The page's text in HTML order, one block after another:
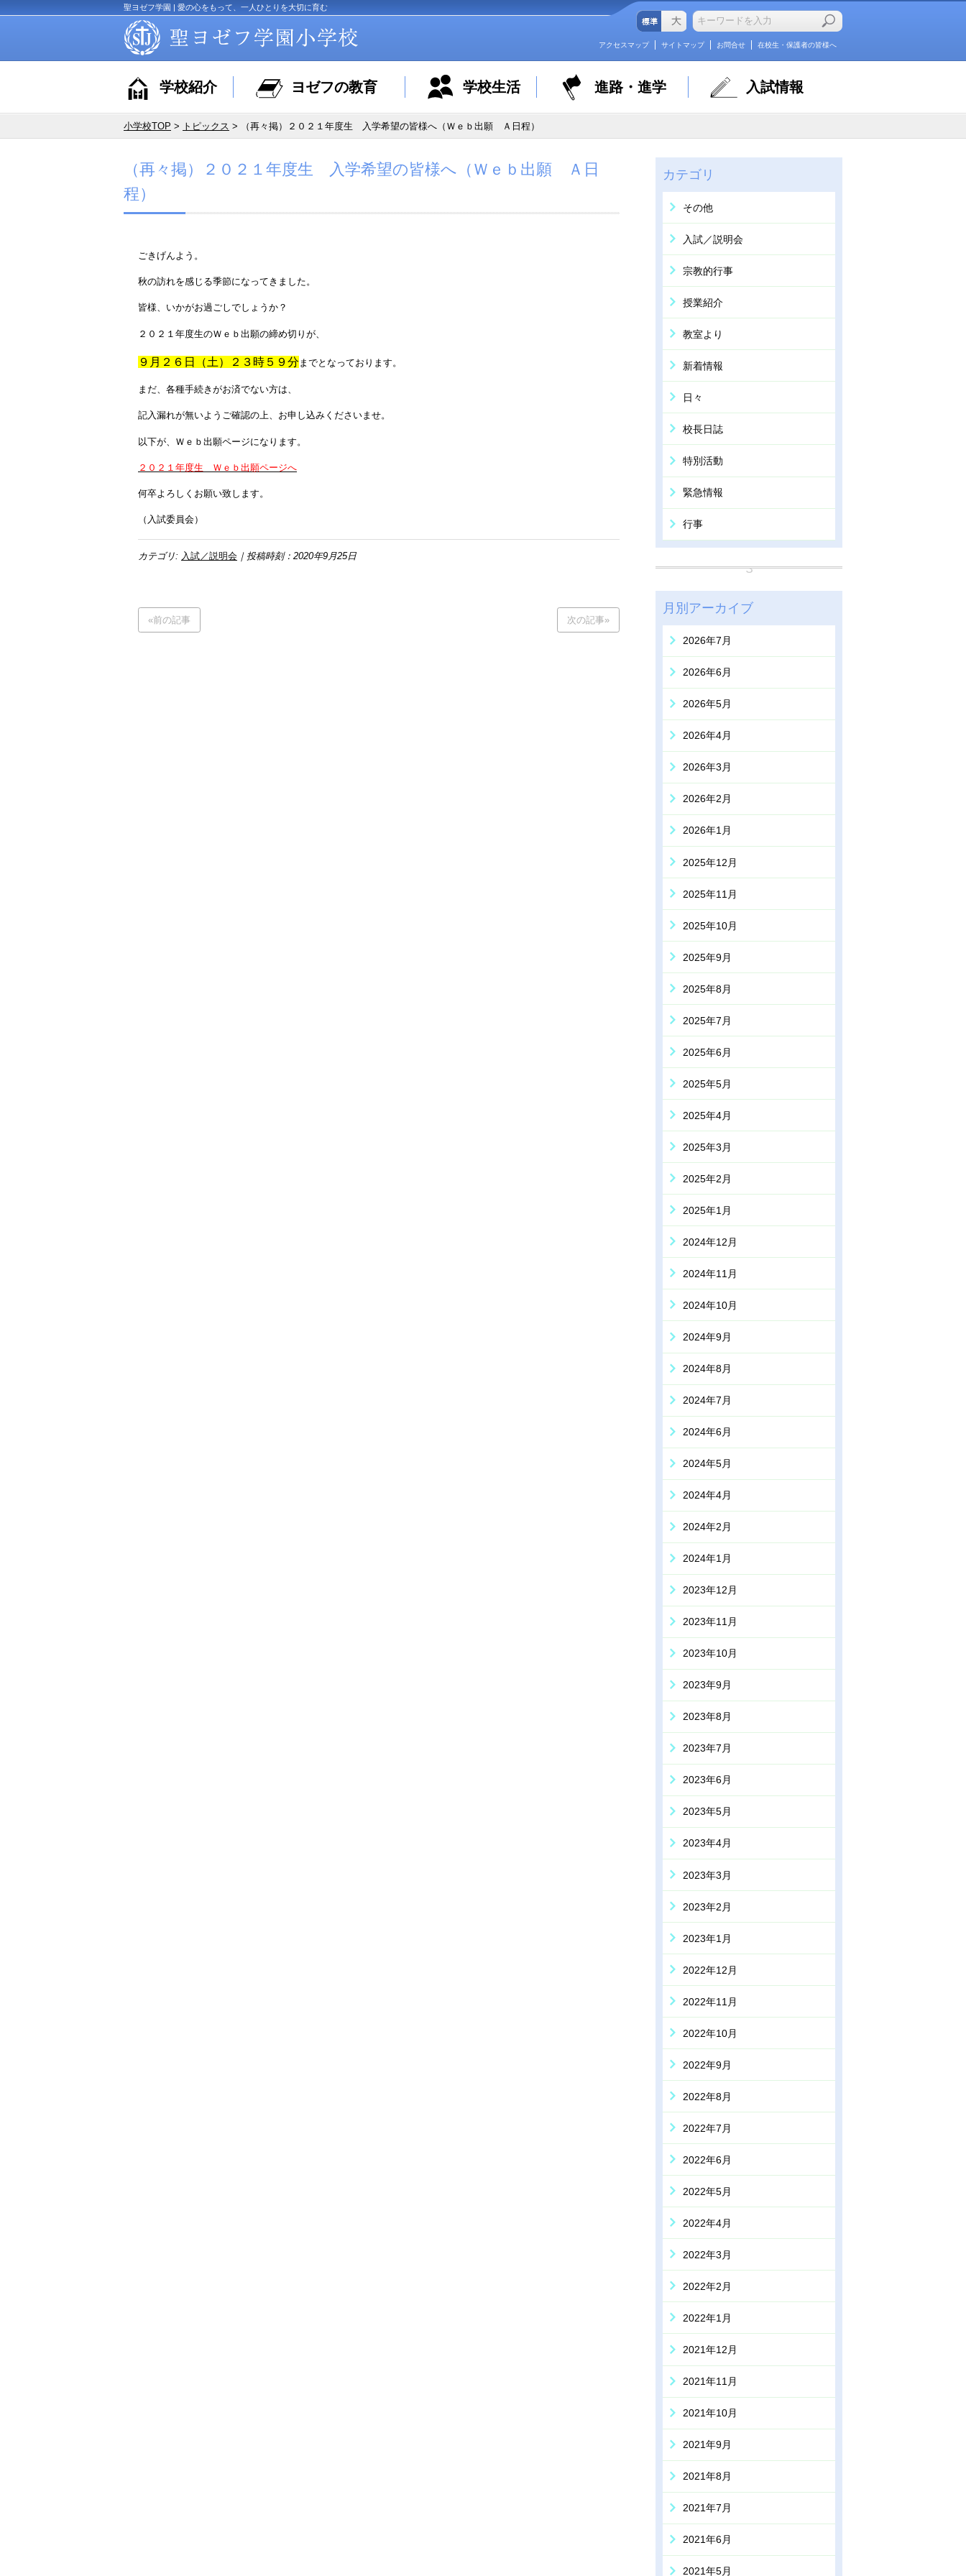
聖ヨゼフ学園 | 愛の心をもって、一人ひとりを大切に育む
アクセスマップ サイトマップ お問合せ 在校生・保護者の皆様へ
学校紹介 ヨゼフの教育 学校生活 進路・進学 入試情報
小学校TOP > トピックス > （再々掲）２０２１年度生 入学希望の皆様へ（Ｗｅｂ出願 Ａ日程）
（再々掲）２０２１年度生 入学希望の皆様へ（Ｗｅｂ出願 Ａ日
程）
ごきげんよう。
秋の訪れを感じる季節になってきました。
皆様、いかがお過ごしでしょうか？
２０２１年度生のＷｅｂ出願の締め切りが、
９月２６日（土）２３時５９分 までとなっております。
まだ、各種手続きがお済でない方は、
記入漏れが無いようご確認の上、お申し込みくださいませ。
以下が、Ｗｅｂ出願ページになります。
２０２１年度生 Ｗｅｂ出願ページへ
何卒よろしくお願い致します。
（入試委員会）
カテゴリ: 入試／説明会 ｜投稿時刻：2020年9月25日
«前の記事 次の記事»
カテゴリ
その他
入試／説明会
宗教的行事
授業紹介
教室より
新着情報
日々
校長日誌
特別活動
緊急情報
行事
月別アーカイブ
2026年7月
2026年6月
2026年5月
2026年4月
2026年3月
2026年2月
2026年1月
2025年12月
2025年11月
2025年10月
2025年9月
2025年8月
2025年7月
2025年6月
2025年5月
2025年4月
2025年3月
2025年2月
2025年1月
2024年12月
2024年11月
2024年10月
2024年9月
2024年8月
2024年7月
2024年6月
2024年5月
2024年4月
2024年2月
2024年1月
2023年12月
2023年11月
2023年10月
2023年9月
2023年8月
2023年7月
2023年6月
2023年5月
2023年4月
2023年3月
2023年2月
2023年1月
2022年12月
2022年11月
2022年10月
2022年9月
2022年8月
2022年7月
2022年6月
2022年5月
2022年4月
2022年3月
2022年2月
2022年1月
2021年12月
2021年11月
2021年10月
2021年9月
2021年8月
2021年7月
2021年6月
2021年5月